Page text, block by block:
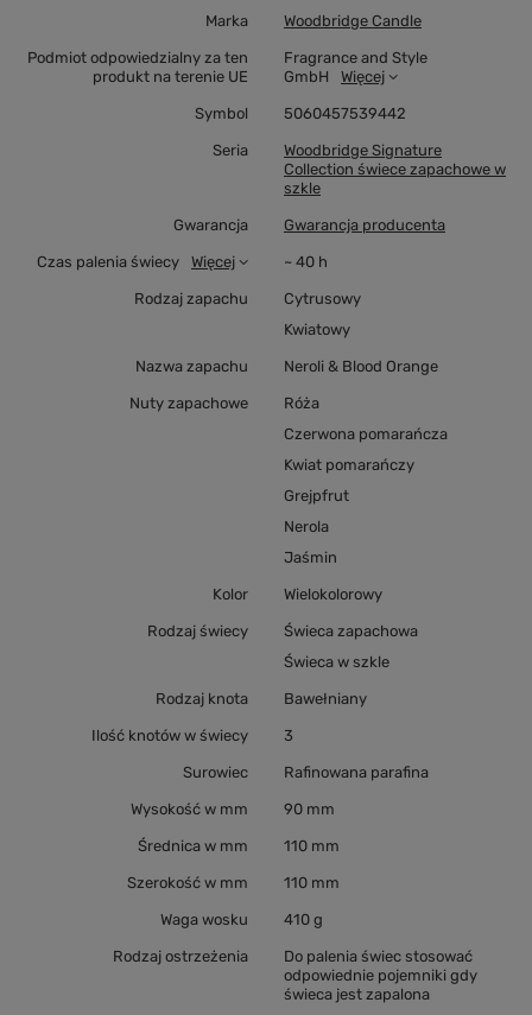
Marka Woodbridge Candle
Podmiot odpowiedzialny za ten
produkt na terenie UE
Fragrance and Style
GmbH
Więcej
Symbol 5060457539442
Seria
Woodbridge Signature
Collection świece zapachowe w
szkle
Gwarancja Gwarancja producenta
Czas palenia świecy Więcej ~ 40 h
Rodzaj zapachu
Cytrusowy
Kwiatowy
Nazwa zapachu Neroli & Blood Orange
Nuty zapachowe
Róża
Czerwona pomarańcza
Kwiat pomarańczy
Grejpfrut
Nerola
Jaśmin
Kolor Wielokolorowy
Rodzaj świecy
Świeca zapachowa
Świeca w szkle
Rodzaj knota Bawełniany
Ilość knotów w świecy 3
Surowiec Rafinowana parafina
Wysokość w mm 90 mm
Średnica w mm 110 mm
Szerokość w mm 110 mm
Waga wosku 410 g
Rodzaj ostrzeżenia
Do palenia świec stosować
odpowiednie pojemniki gdy
świeca jest zapalona